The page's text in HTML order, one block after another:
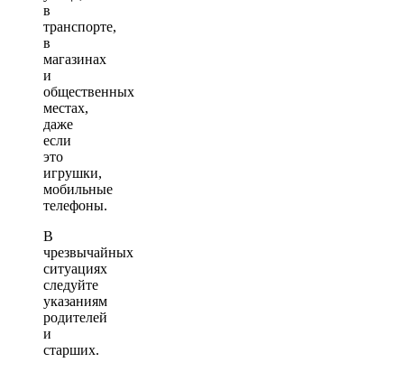
в
транспорте,
в
магазинах
и
общественных
местах,
даже
если
это
игрушки,
мобильные
телефоны.
В
чрезвычайных
ситуациях
следуйте
указаниям
родителей
и
старших.